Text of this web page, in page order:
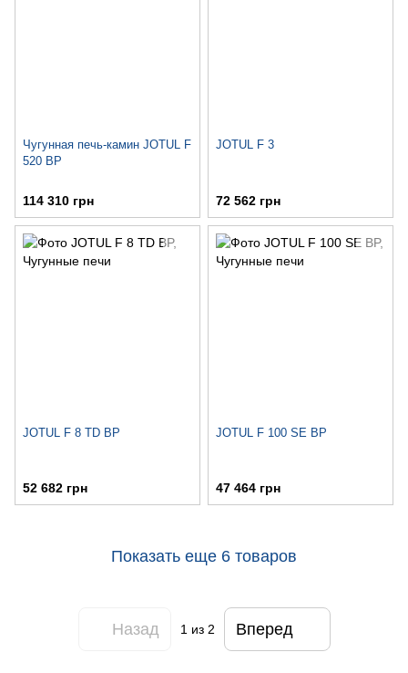
Чугунная печь-камин JOTUL F
520 BP
114 310 грн
JOTUL F 3
72 562 грн
JOTUL F 8 TD BP
52 682 грн
JOTUL F 100 SE BP
47 464 грн
Показать еще 6 товаров
Назад 1из 2 Вперед